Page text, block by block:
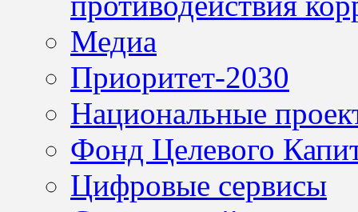
Медиа
Приоритет-2030
Национальные
Фонд Целевого
Цифровые сервисы